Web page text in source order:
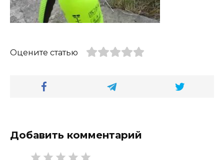
Оцените статью
Добавить комментарий